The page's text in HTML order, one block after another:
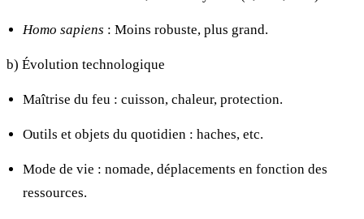
Homo sapiens : Moins robuste, plus grand.
b) Évolution technologique
Maîtrise du feu : cuisson, chaleur, protection.
Outils et objets du quotidien : haches, etc.
Mode de vie : nomade, déplacements en fonction des
ressources.